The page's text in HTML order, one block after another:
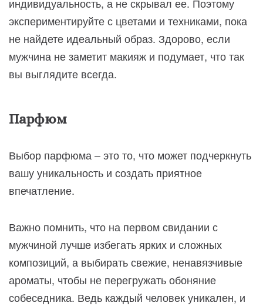
экспериментируйте с цветами и техниками, пока
не найдете идеальный образ. Здорово, если
мужчина не заметит макияж и подумает, что так
вы выглядите всегда.
Парфюм
Выбор парфюма – это то, что может подчеркнуть
вашу уникальность и создать приятное
впечатление.
Важно помнить, что на первом свидании с
мужчиной лучше избегать ярких и сложных
композиций, а выбирать свежие, ненавязчивые
ароматы, чтобы не перегружать обоняние
собеседника. Ведь каждый человек уникален, и